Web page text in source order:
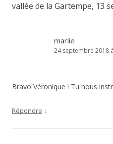
vallée de la Gartempe, 13
marlie
24 septembre 2018
Bravo Véronique ! Tu nous
Répondre ↓